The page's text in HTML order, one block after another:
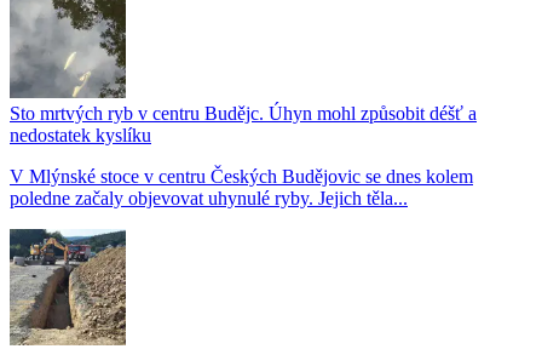
Sto mrtvých ryb v centru Budějc. Úhyn mohl způsobit déšť a
nedostatek kyslíku
V Mlýnské stoce v centru Českých Budějovic se dnes kolem
poledne začaly objevovat uhynulé ryby. Jejich těla...